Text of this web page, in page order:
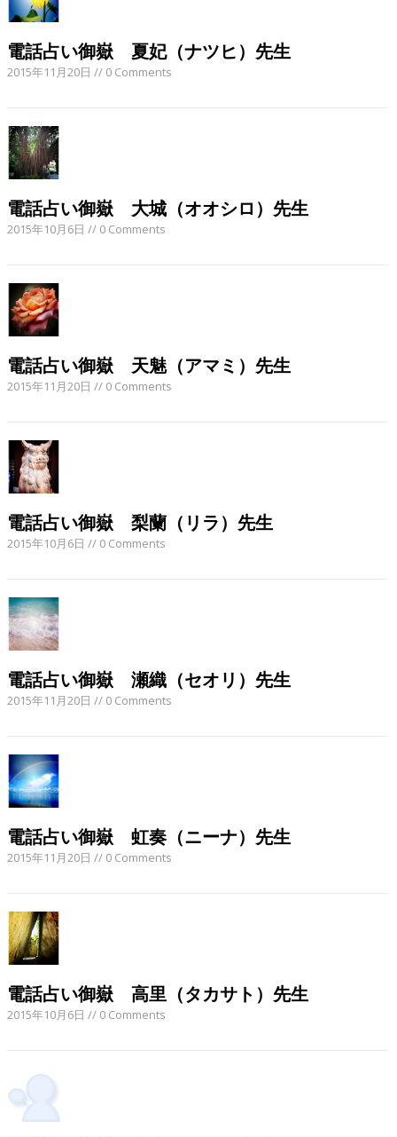
電話占い御嶽 夏妃（ナツヒ）先生
2015年11月20日 // 0 Comments
電話占い御嶽 大城（オオシロ）先生
2015年10月6日 // 0 Comments
電話占い御嶽 天魅（アマミ）先生
2015年11月20日 // 0 Comments
電話占い御嶽 梨蘭（リラ）先生
2015年10月6日 // 0 Comments
電話占い御嶽 瀬織（セオリ）先生
2015年11月20日 // 0 Comments
電話占い御嶽 虹奏（ニーナ）先生
2015年11月20日 // 0 Comments
電話占い御嶽 高里（タカサト）先生
2015年10月6日 // 0 Comments